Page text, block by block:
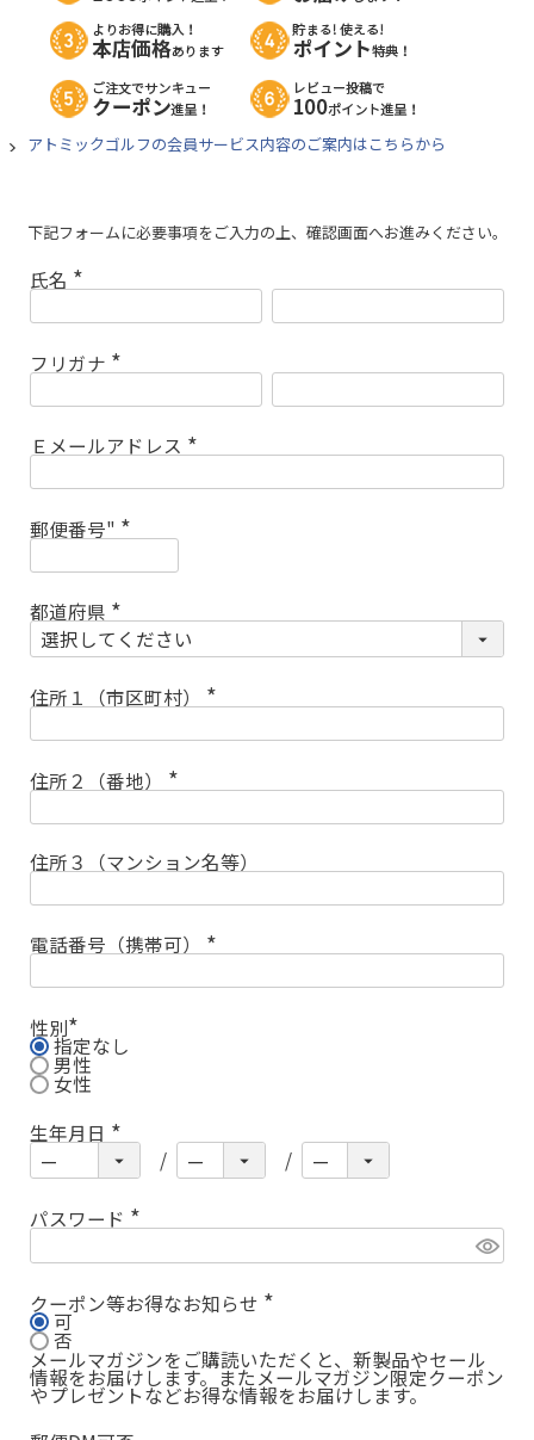
アトミックゴルフの会員サービス内容のご案内はこちらから
下記フォームに必要事項をご入力の上、確認画面へお進みください。
氏名
(
必
)
フリガナ
(
必
)
Ｅメールアドレス
(
必
郵便番号"
(
必
都道府県
(
必
)
住所１（市区町村）
(
必
住所２（番地）
(
必
)
住所３（マンション名等）
電話番号（携帯可）
(
必
性別
(
必
須
)
指定なし
男性
女性
生年月日
(
必
)
パスワード
(
)
クーポン等お得なお知らせ
須
)
可
否
メールマガジンをご購読いただくと、新製品やセール
情報をお届けします。またメールマガジン限定クーポン
やプレゼントなどお得な情報をお届けします。